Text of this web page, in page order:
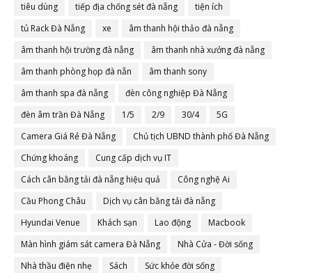
tiêu dùng
tiếp địa chống sét đà nẵng
tiện ích
tủ Rack Đà Nẵng
xe
âm thanh hội thảo đà nẵng
âm thanh hội trường đà nẵng
âm thanh nhà xưởng đà nẵng
âm thanh phòng họp đà nẵn
âm thanh sony
âm thanh spa đà nẵng
đèn công nghiệp Đà Nẵng
đèn âm trần Đà Nẵng
1/5 2/9 30/4
5G
Camera Giá Rẻ Đà Nẵng
Chủ tịch UBND thành phố Đà Nẵng
Chứng khoáng
Cung cấp dịch vụ IT
Cách cân bằng tải đà nẵng hiệu quả
Công nghệ Ai
Cầu Phong Châu
Dịch vụ cân bằng tải đà nẵng
Hyundai Venue
Khách sạn Lao động
Macbook
Màn hình giám sát camera Đà Nẵng
Nhà Cửa - Đời sống
Nhà thầu điện nhẹ
Sách
Sức khỏe đời sống